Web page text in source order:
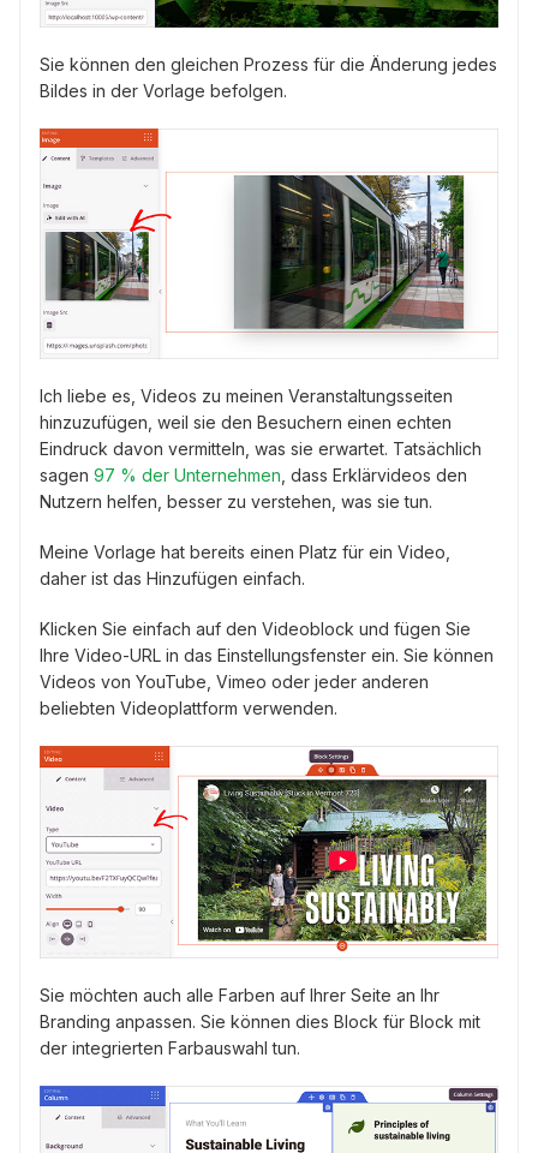
Sie können den gleichen Prozess für die Änderung jedes
Bildes in der Vorlage befolgen.
Ich liebe es, Videos zu meinen Veranstaltungsseiten
hinzuzufügen, weil sie den Besuchern einen echten
Eindruck davon vermitteln, was sie erwartet. Tatsächlich
sagen 97 % der Unternehmen , dass Erklärvideos den
Nutzern helfen, besser zu verstehen, was sie tun.
Meine Vorlage hat bereits einen Platz für ein Video,
daher ist das Hinzufügen einfach.
Klicken Sie einfach auf den Videoblock und fügen Sie
Ihre Video-URL in das Einstellungsfenster ein. Sie können
Videos von YouTube, Vimeo oder jeder anderen
beliebten Videoplattform verwenden.
Sie möchten auch alle Farben auf Ihrer Seite an Ihr
Branding anpassen. Sie können dies Block für Block mit
der integrierten Farbauswahl tun.